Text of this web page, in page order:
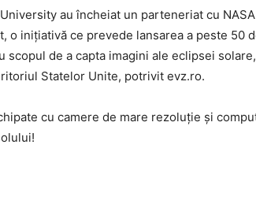
au încheiat un parteneriat cu
o inițiativă ce prevede lansarea a peste 50
de a capta imagini ale eclipsei
Statelor Unite, potrivit evz.ro.
cu camere de mare rezoluție și